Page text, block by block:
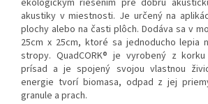
ekologickým riešením pre dobrú
akustiky v miestnosti. Je určený na
plochy alebo na časti plôch. Dodáva sa v
25cm x 25cm, ktoré sa jednoducho lepia
stropy. QuadCORK® je vyrobený z
prísad a je spojený svojou vlastnou
energie tvorí biomasa, odpad z jej
granule a prach.